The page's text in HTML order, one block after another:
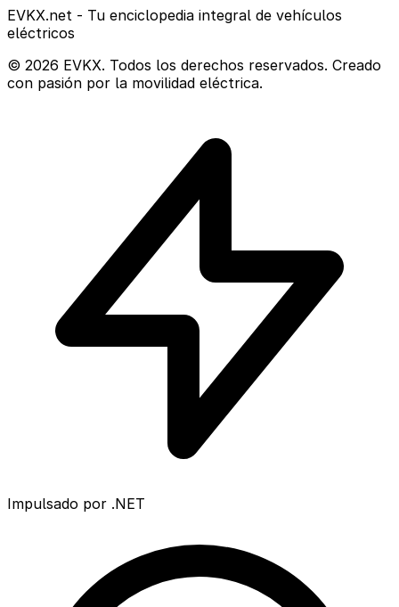
EVKX.net - Tu enciclopedia integral de vehículos
eléctricos
© 2026 EVKX. Todos los derechos reservados. Creado
con pasión por la movilidad eléctrica.
Impulsado por .NET